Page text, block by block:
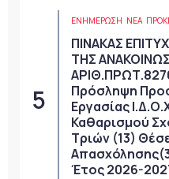
ΕΝΗΜΕΡΩΣΗ ΝΈΑ
ΠΙΝΑΚΑΣ
ΤΗΣ
Πρόσληψη
Εργασίας
Καθαρισμού
Τριών (13)
Έτος 2026-